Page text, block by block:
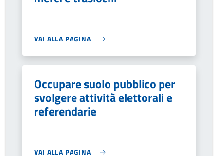
VAI ALLA PAGINA
Occupare suolo pubblico per
svolgere attività elettorali e
referendarie
VAI ALLA PAGINA